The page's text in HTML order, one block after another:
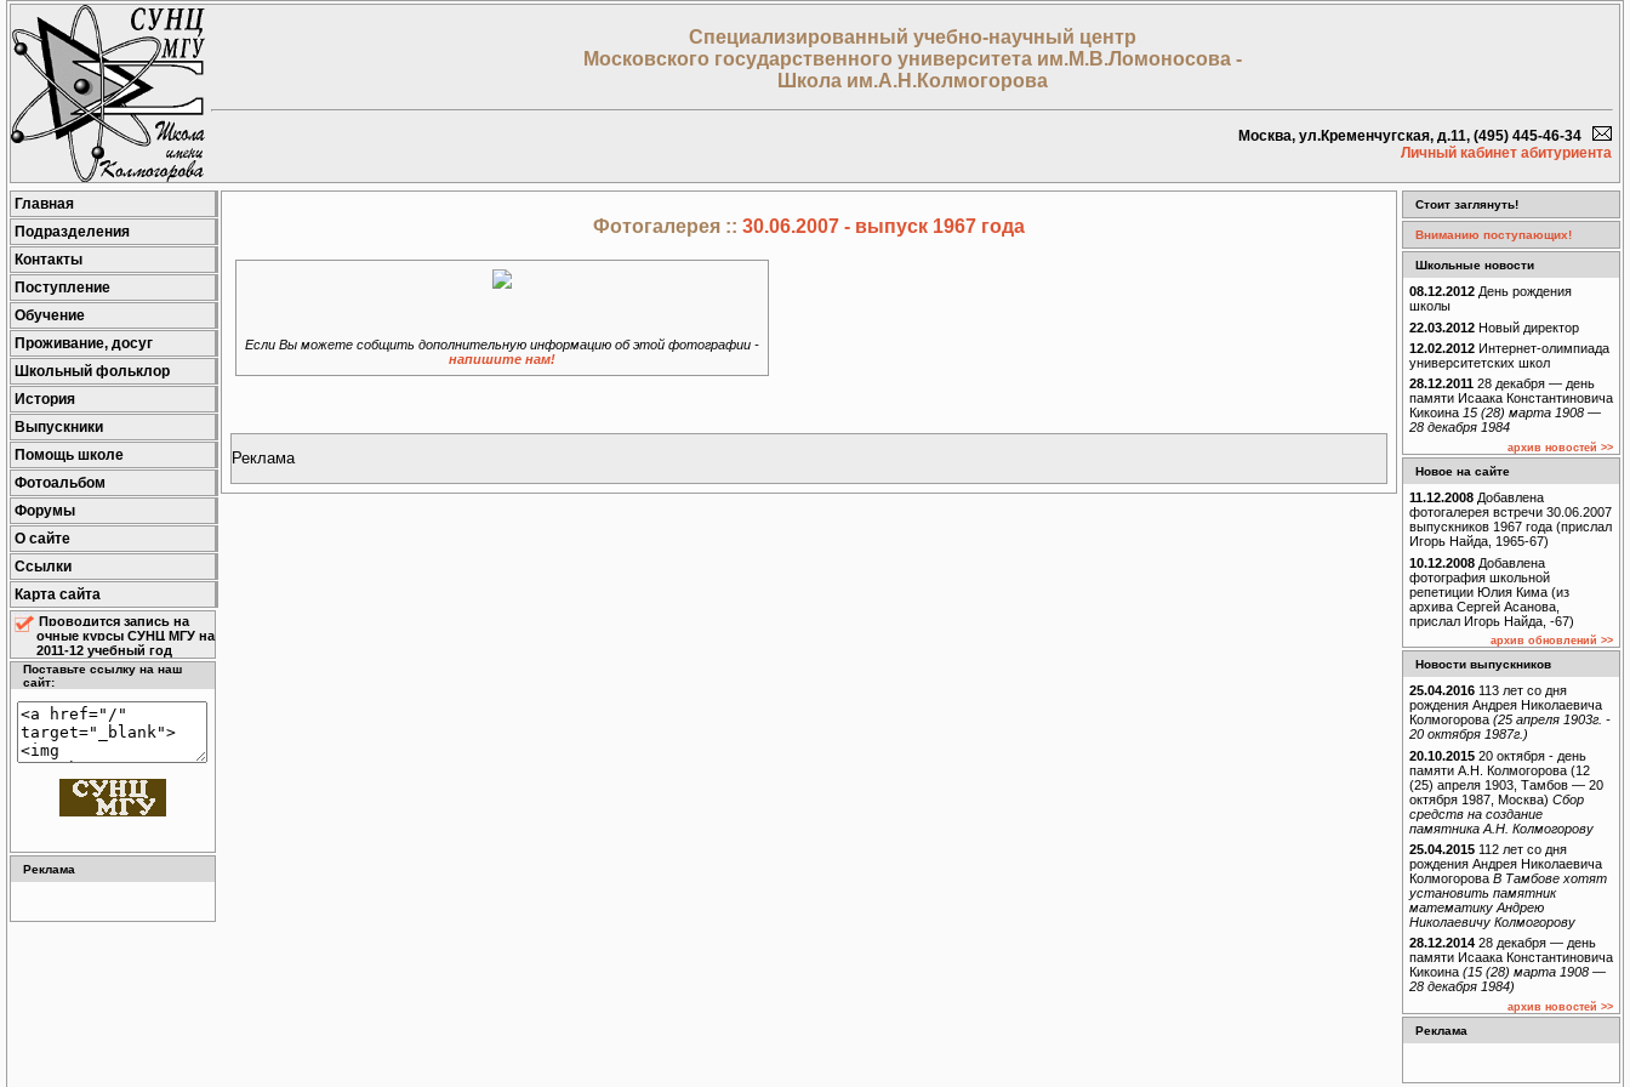
Специализированный учебно-научный центр
Московского государственного университета им.М.В.Ломоносова -
Школа им.А.Н.Колмогорова
Москва, ул.Кременчугская, д.11, (495) 445-46-34
Личный кабинет абитуриента
Главная
Подразделения
Контакты
Поступление
Обучение
Проживание, досуг
Школьный фольклор
История
Выпускники
Помощь школе
Фотоальбом
Форумы
О сайте
Ссылки
Карта сайта
Проводится запись на
очные курсы СУНЦ МГУ на
2011-12 учебный год
Поставьте ссылку на наш
сайт:
Реклама
Фотогалерея :: 30.06.2007 - выпуск 1967 года
Если Вы можете собщить дополнительную информацию об этой фотографии -
напишите нам!
Реклама
Стоит заглянуть!
Вниманию поступающих!
Школьные новости
08.12.2012 День рождения
школы
22.03.2012 Новый директор
12.02.2012 Интернет-олимпиада
университетских школ
28.12.2011 28 декабря — день
памяти Исаака Константиновича
Кикоина 15 (28) марта 1908 —
28 декабря 1984
архив новостей >>
Новое на сайте
11.12.2008 Добавлена
фотогалерея встречи 30.06.2007
выпускников 1967 года (прислал
Игорь Найда, 1965-67)
10.12.2008 Добавлена
фотография школьной
репетиции Юлия Кима (из
архива Сергей Асанова,
прислал Игорь Найда, -67)
архив обновлений >>
Новости выпускников
25.04.2016 113 лет со дня
рождения Андрея Николаевича
Колмогорова (25 апреля 1903г. -
20 октября 1987г.)
20.10.2015 20 октября - день
памяти А.Н. Колмогорова (12
(25) апреля 1903, Тамбов — 20
октября 1987, Москва) Сбор
средств на создание
памятника А.Н. Колмогорову
25.04.2015 112 лет со дня
рождения Андрея Николаевича
Колмогорова В Тамбове хотят
установить памятник
математику Андрею
Николаевичу Колмогорову
28.12.2014 28 декабря — день
памяти Исаака Константиновича
Кикоина (15 (28) марта 1908 —
28 декабря 1984)
архив новостей >>
Реклама